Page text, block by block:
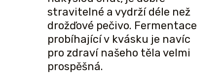
stravitelné a vydrží déle než
drožďové pečivo. Fermentace
probíhající v kvásku je navíc
pro zdraví našeho těla velmi
prospěšná.